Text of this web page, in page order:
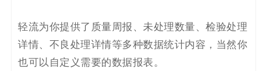
轻流为你提供了质量周报、未处理数量、检验处理
详情、不良处理详情等多种数据统计内容，当然你
也可以自定义需要的数据报表。